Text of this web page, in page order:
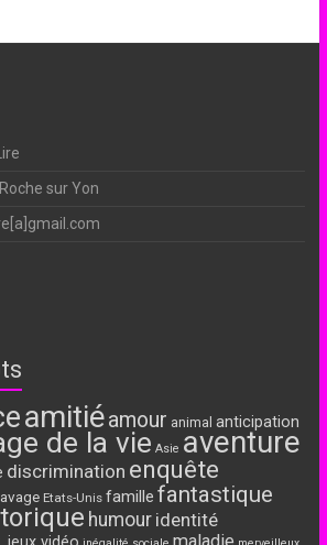
sur Yon
amitiéamour animal anticipation
de la vie Asie aventure
discrimination enquête
Etats-Unis famille fantastique
humour identité